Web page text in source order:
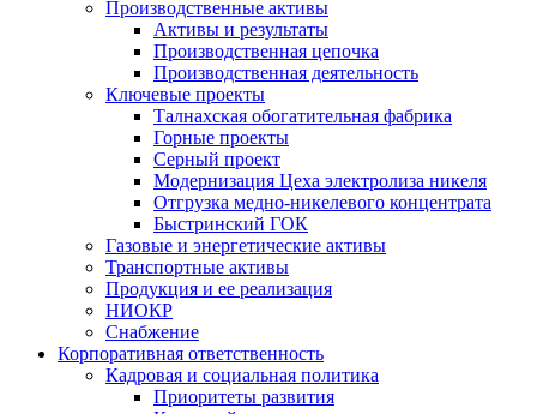
Производственные активы
Активы и результаты
Производственная цепочка
Производственная деятельность
Ключевые проекты
Талнахская обогатительная фабрика
Горные проекты
Серный проект
Модернизация Цеха электролиза никеля
Отгрузка медно-никелевого концентрата
Быстринский ГОК
Газовые и энергетические активы
Транспортные активы
Продукция и ее реализация
НИОКР
Снабжение
Корпоративная ответственность
Кадровая и социальная политика
Приоритеты развития